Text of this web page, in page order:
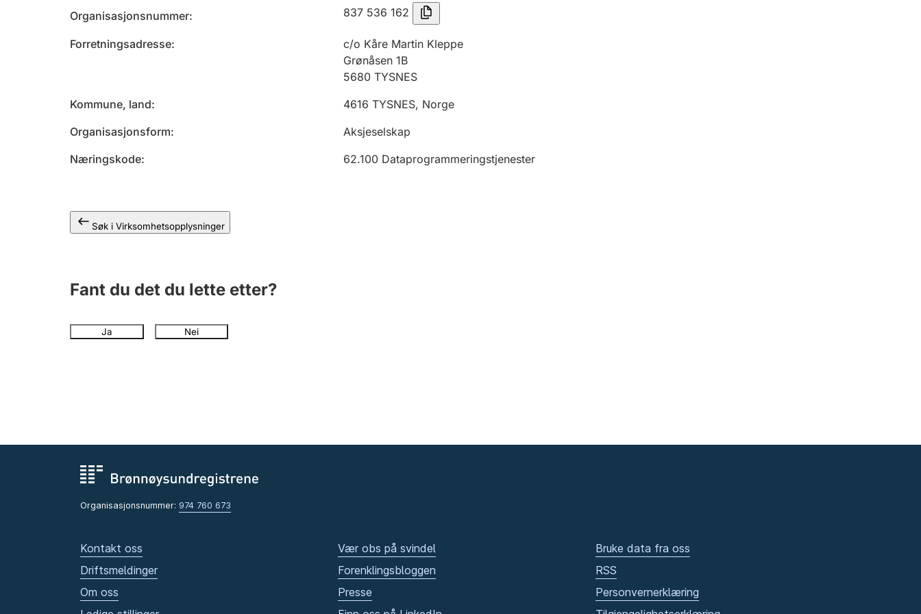
Organisasjonsnummer 837 536 162
Forretningsadresse
c/o Kåre Martin Kleppe
Grønåsen 1B
5680 TYSNES
Kommune, land
4616 TYSNES, Norge
Organisasjonsform
Aksjeselskap
Næringskode
62.100 Dataprogrammeringstjenester
Søk i Virksomhetsopplysninger
Fant du det du lette etter?
Ja Nei
Organisasjonsnummer: 974 760 673
Kontakt oss
Driftsmeldinger
Om oss
Vær obs på svindel
Forenklingsbloggen
Presse
Bruke data fra oss
RSS
Personvernerklæring